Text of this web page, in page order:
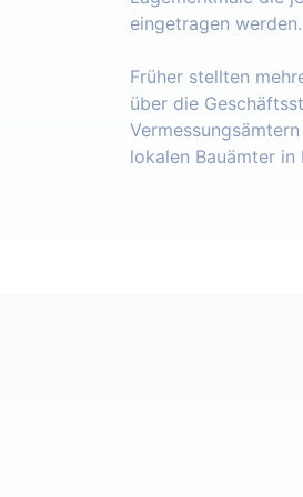
eingetragen werden.
Früher stellten
über die
lokalen Bauämter in